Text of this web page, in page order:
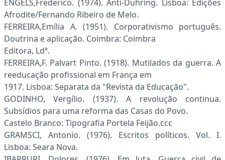
ENGELS,Frederico. (1974). Anti-Duhring. Lisboa: Edições
Afrodite/Fernando Ribeiro de Melo.
FERREIRA,Emília A. (1951). Corporativismo português.
Doutrina e aplicação. Coimbra: Coimbra
Editora, Ldª.
FERREIRA,F. Palvart Pinto. (1918). Mutilados da guerra. A
reeducação profissional em França em
1917. Lisboa: Separata da "Revista da Educação".
GODINHO, Vergílio. (1937). A revolução continua.
Subsídios para uma reforma das Casas do Povo.
Castelo Branco: Tipografia Portela Feijão.ccc
GRAMSCI, Antonio. (1976). Escritos políticos. Vol. I.
Lisboa: Seara Nova.